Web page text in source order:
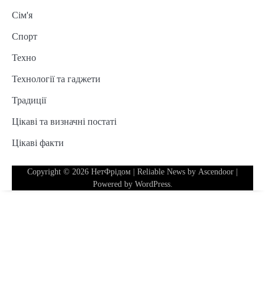
Сім'я
Спорт
Техно
Технології та гаджети
Традиції
Цікаві та визначні постаті
Цікаві факти
Copyright © 2026 НетФрідом | Reliable News by Ascendoor
Powered by WordPress.